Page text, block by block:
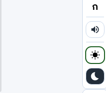
ก